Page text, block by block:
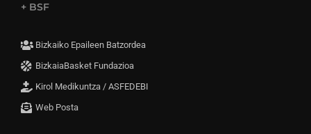
+ BSF
Bizkaiko Epaileen Batzordea
BizkaiaBasket Fundazioa
Kirol Medikuntza / ASFEDEBI
Web Posta